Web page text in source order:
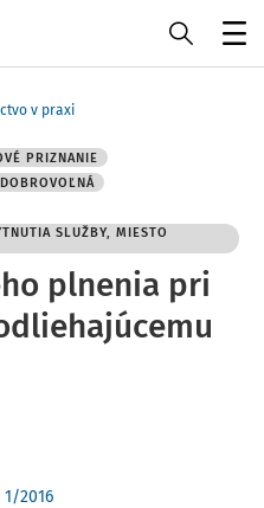
v praxi
PRIZNANIE
SLUŽBY, MIESTO
plnenia pri
2016